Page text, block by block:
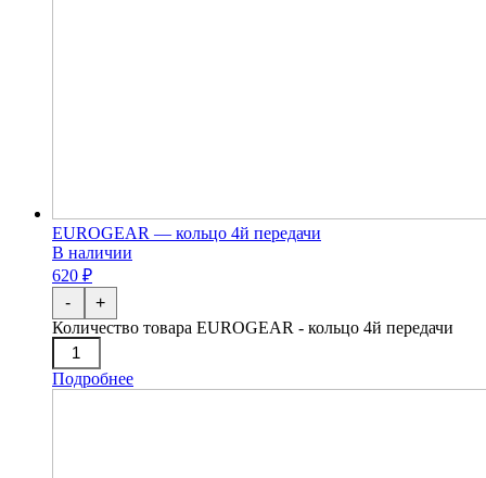
EUROGEAR — кольцо 4й передачи
В наличии
620 ₽
-
Количество товара EUROGEAR - кольцо 4й передачи
+
Подробнее